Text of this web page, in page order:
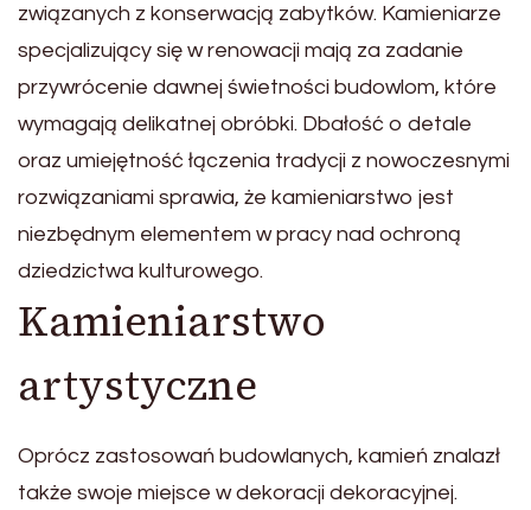
związanych z konserwacją zabytków. Kamieniarze
specjalizujący się w renowacji mają za zadanie
przywrócenie dawnej świetności budowlom, które
wymagają delikatnej obróbki. Dbałość o detale
oraz umiejętność łączenia tradycji z nowoczesnymi
rozwiązaniami sprawia, że kamieniarstwo jest
niezbędnym elementem w pracy nad ochroną
dziedzictwa kulturowego.
Kamieniarstwo
artystyczne
Oprócz zastosowań budowlanych, kamień znalazł
także swoje miejsce w dekoracji dekoracyjnej.